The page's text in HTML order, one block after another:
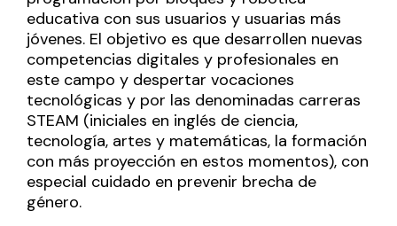
educativa con sus usuarios y usuarias más
jóvenes. El objetivo es que desarrollen nuevas
competencias digitales y profesionales en
este campo y despertar vocaciones
tecnológicas y por las denominadas carreras
STEAM (iniciales en inglés de ciencia,
tecnología, artes y matemáticas, la formación
con más proyección en estos momentos), con
especial cuidado en prevenir brecha de
género.